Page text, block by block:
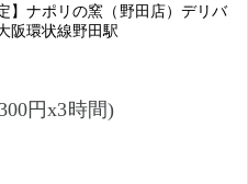
】ナポリの窯（野田店）デリバ
阪環状線野田駅
円x3時間)